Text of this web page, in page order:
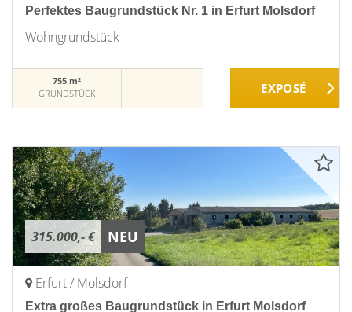
Perfektes Baugrundstück Nr. 1 in Erfurt Molsdorf
Wohngrundstück
755 m²
GRUNDSTÜCK
315.000,- € NEU
Erfurt / Molsdorf
Extra großes Baugrundstück in Erfurt Molsdorf